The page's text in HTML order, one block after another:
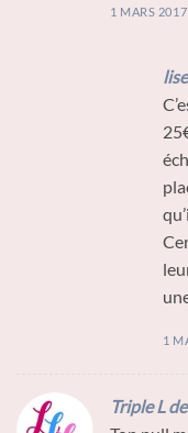
1 MARS
1
Triple L